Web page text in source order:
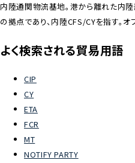
サステナビリティ
内陸通関物流基地。港から離れた内
の拠点であり、内陸CFS/CYを指す。オ
よく検索される貿易用語
CIP
CY
ETA
FCR
MT
NOTIFY PARTY